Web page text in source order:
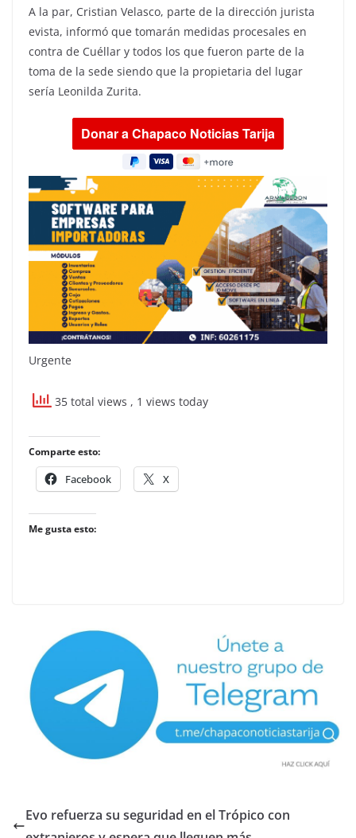
A la par, Cristian Velasco, parte de la dirección jurista
evista, informó que tomarán medidas procesales en
contra de Cuéllar y todos los que fueron parte de la
toma de la sede siendo que la propietaria del lugar
sería Leonilda Zurita.
Urgente
35 total views , 1 views today
Comparte esto:
Facebook X
Me gusta esto:
Evo refuerza su seguridad en el Trópico con